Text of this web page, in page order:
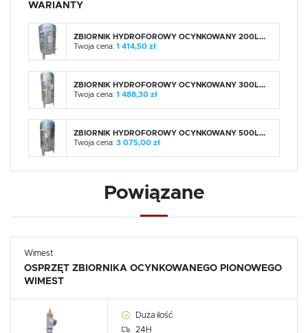
WARIANTY
ZBIORNIK HYDROFOROWY OCYNKOWANY 200L...
Twoja cena: 1 414,50 zł
ZBIORNIK HYDROFOROWY OCYNKOWANY 300L...
Twoja cena: 1 488,30 zł
ZBIORNIK HYDROFOROWY OCYNKOWANY 500L...
Twoja cena: 3 075,00 zł
Powiązane
Wimest
OSPRZĘT ZBIORNIKA OCYNKOWANEGO PIONOWEGO
WIMEST
Duża ilość
24H